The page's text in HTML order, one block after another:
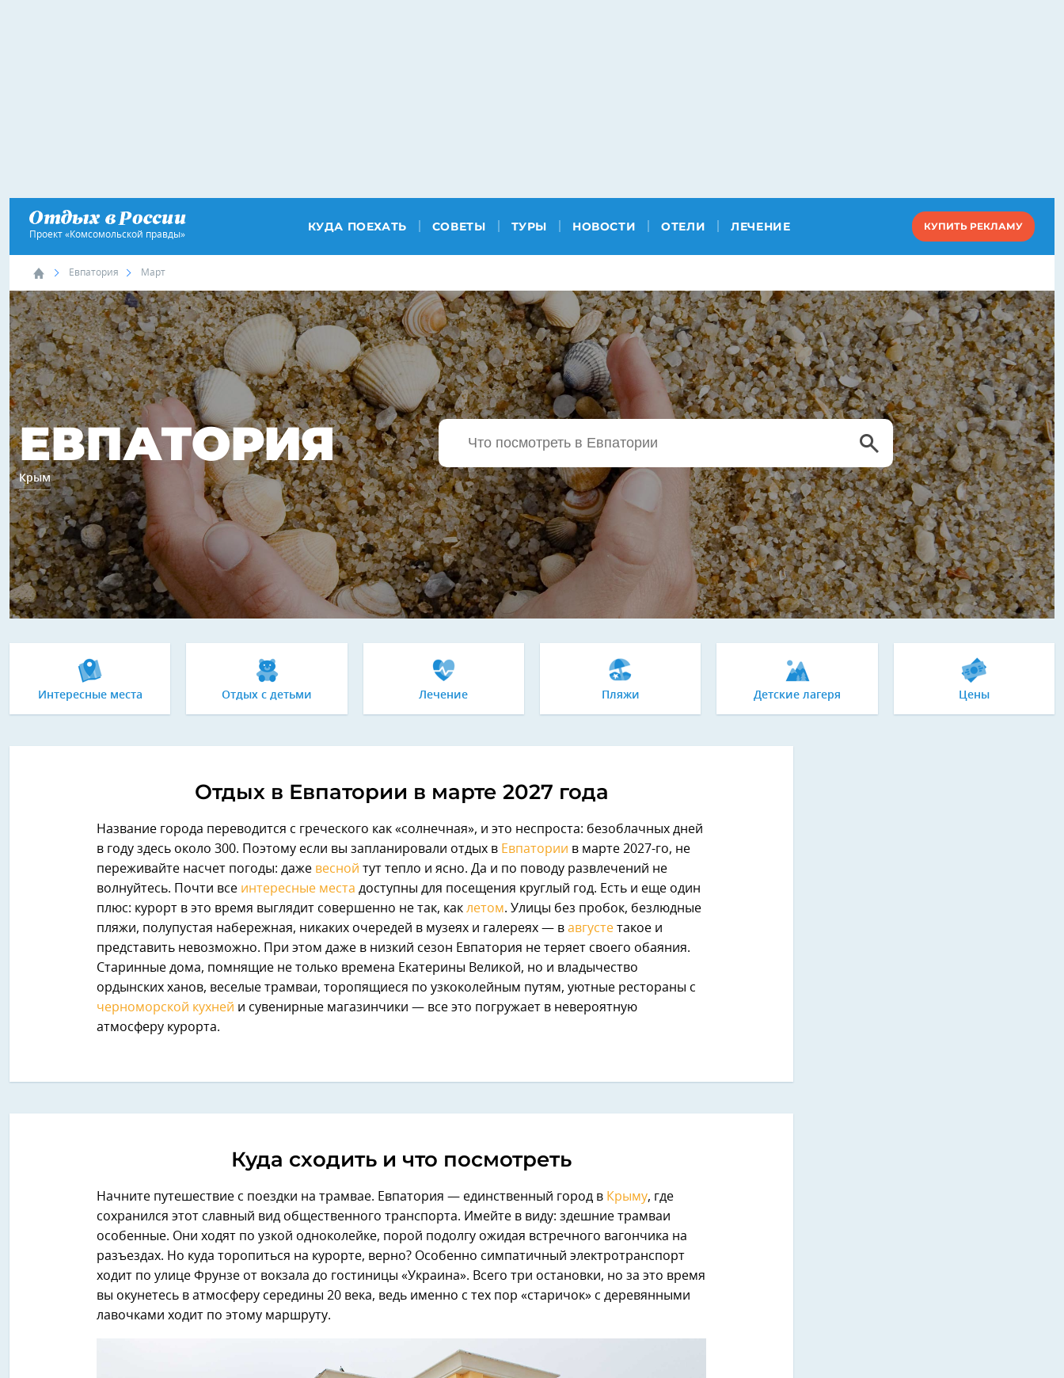
Проект «Комсомольской правды»
КУДА ПОЕХАТЬ СОВЕТЫ ТУРЫ НОВОСТИ ОТЕЛИ ЛЕЧЕНИЕ КУПИТЬ РЕКЛАМУ
Евпатория Март
ЕВПАТОРИЯ
Крым
Интересные места Отдых с детьми Лечение Пляжи Детские лагеря Цены
Отдых в Евпатории в марте 2027 года
Название города переводится с греческого как «солнечная», и это неспроста: безоблачных дней
в году здесь около 300. Поэтому если вы запланировали отдых в Евпатории в марте 2027-го, не
переживайте насчет погоды: даже весной тут тепло и ясно. Да и по поводу развлечений не
волнуйтесь. Почти все интересные места доступны для посещения круглый год. Есть и еще один
плюс: курорт в это время выглядит совершенно не так, как летом. Улицы без пробок, безлюдные
пляжи, полупустая набережная, никаких очередей в музеях и галереях — в августе такое и
представить невозможно. При этом даже в низкий сезон Евпатория не теряет своего обаяния.
Старинные дома, помнящие не только времена Екатерины Великой, но и владычество
ордынских ханов, веселые трамваи, торопящиеся по узкоколейным путям, уютные рестораны с
черноморской кухней и сувенирные магазинчики — все это погружает в невероятную
атмосферу курорта.
Куда сходить и что посмотреть
Начните путешествие с поездки на трамвае. Евпатория — единственный город в Крыму, где
сохранился этот славный вид общественного транспорта. Имейте в виду: здешние трамваи
особенные. Они ходят по узкой одноколейке, порой подолгу ожидая встречного вагончика на
разъездах. Но куда торопиться на курорте, верно? Особенно симпатичный электротранспорт
ходит по улице Фрунзе от вокзала до гостиницы «Украина». Всего три остановки, но за это время
вы окунетесь в атмосферу середины 20 века, ведь именно с тех пор «старичок» с деревянными
лавочками ходит по этому маршруту.